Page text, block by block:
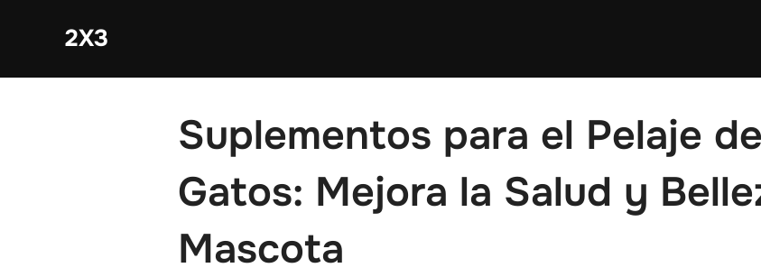
2X3
Suplementos para el Pelaje
Gatos: Mejora la Salud y
Mascota